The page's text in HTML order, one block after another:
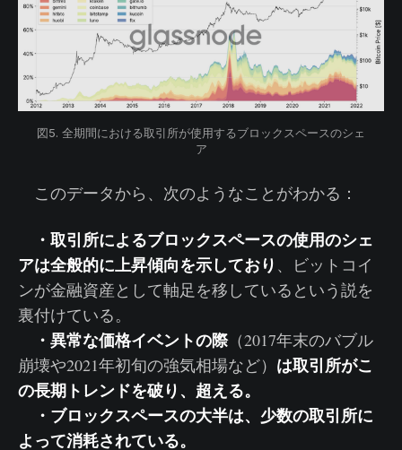
図5. 全期間における取引所が使用するブロックスペースのシェ
ア
このデータから、次のようなことがわかる：
・取引所によるブロックスペースの使用のシェ
アは全般的に上昇傾向を示しており 、ビットコイ
ンが金融資産として軸足を移しているという説を
裏付けている。
・異常な価格イベントの際（2017年末のバブル
崩壊や2021年初旬の強気相場など） は取引所がこ
の長期トレンドを破り、超える。
・ブロックスペースの大半は、少数の取引所に
よって消耗されている。